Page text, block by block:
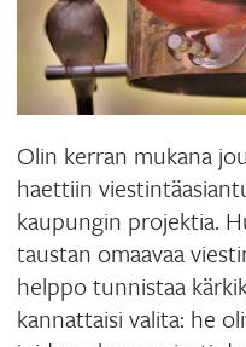
Olin kerran mukana
haettiin
kaupungin projektia.
taustan omaavaa
helppo tunnistaa
kannattaisi valita: he